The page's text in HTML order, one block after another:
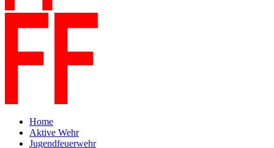
Home
Aktive Wehr
Jugendfeuerwehr